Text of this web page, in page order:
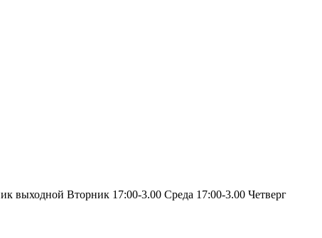
выходной Вторник 17:00-3.00 Среда 17:00-3.00 Четверг